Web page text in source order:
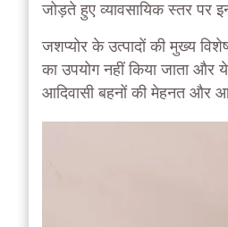
जोड़ते हुए व्यावसायिक स्तर पर
जशप्योर के उत्पादों की मुख्य
का उपयोग नहीं किया जाता
आदिवासी बहनों की मेहनत और